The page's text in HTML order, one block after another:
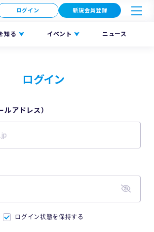
知る イベント ニュース
ログイン 新規会員登録
ログイン
ルアドレス）
ログイン状態を保持する